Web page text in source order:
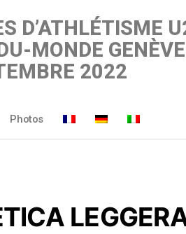
D’ATHLÉTISME
MONDE GENÈVE
2022
Photos